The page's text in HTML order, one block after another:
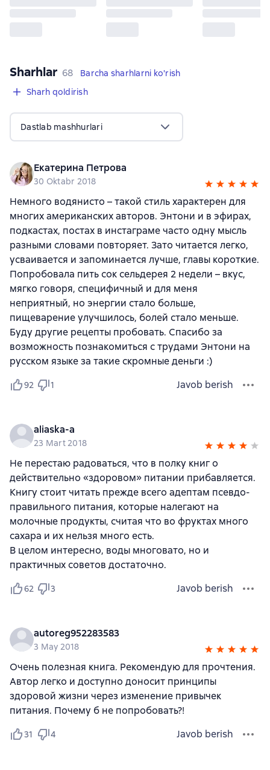
Sharhlar 68 sharhlar
68
Barcha sharhlarni ko'rish
Sharh qoldirish
Dastlab mashhurlari
Екатерина Петрова
30 Oktabr 2018
Немного водянисто – такой стиль характерен для
многих американских авторов. Энтони и в эфирах,
подкастах, постах в инстаграме часто одну мысль
разными словами повторяет. Зато читается легко,
усваивается и запоминается лучше, главы короткие.
Попробовала пить сок сельдерея 2 недели – вкус,
мягко говоря, специфичный и для меня
неприятный, но энергии стало больше,
пищеварение улучшилось, болей стало меньше.
Буду другие рецепты пробовать. Спасибо за
возможность познакомиться с трудами Энтони на
русском языке за такие скромные деньги :)
92 1 Javob berish
aliaska-a
23 Mart 2018
Не перестаю радоваться, что в полку книг о
действительно «здоровом» питании прибавляется.
Книгу стоит читать прежде всего адептам псевдо-
правильного питания, которые налегают на
молочные продукты, считая что во фруктах много
сахара и их нельзя много есть.
В целом интересно, воды многовато, но и
практичных советов достаточно.
62 3 Javob berish
autoreg952283583
3 May 2018
Очень полезная книга. Рекомендую для прочтения.
Автор легко и доступно доносит принципы
здоровой жизни через изменение привычек
питания. Почему б не попробовать?!
31 4 Javob berish